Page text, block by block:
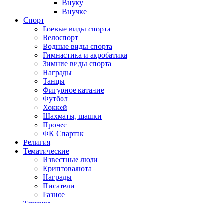
Внуку
Внучке
Спорт
Боевые виды спорта
Велоспорт
Водные виды спорта
Гимнастика и акробатика
Зимние виды спорта
Награды
Танцы
Фигурное катание
Футбол
Хоккей
Шахматы, шашки
Прочее
ФК Спартак
Религия
Тематические
Известные люди
Криптовалюта
Награды
Писатели
Разное